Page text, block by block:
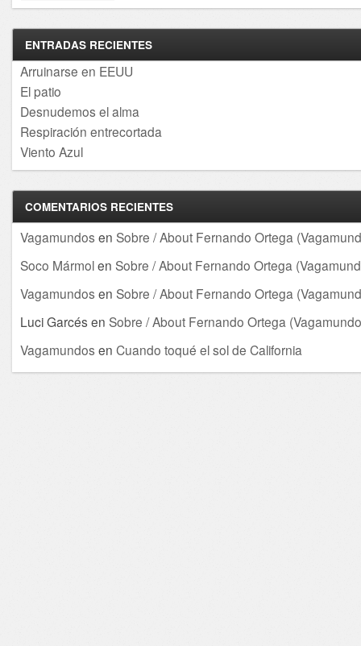
ENTRADAS RECIENTES
Arruinarse en EEUU
El patio
Desnudemos el alma
Respiración entrecortada
Viento Azul
COMENTARIOS RECIENTES
Vagamundos en Sobre / About Fernando Ortega
Soco Mármolen Sobre / About Fernando Ortega
Vagamundos en Sobre / About Fernando Ortega
Luci Garcés en Sobre / About Fernando Ortega
Vagamundos en Cuando toqué el sol de California